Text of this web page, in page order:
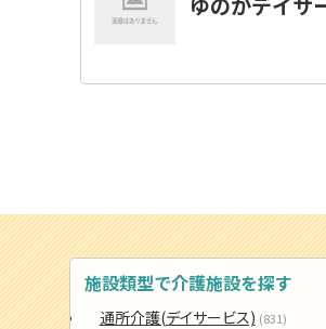
施設類型で介護施設を探す
通所介護(デイサービス) (831)